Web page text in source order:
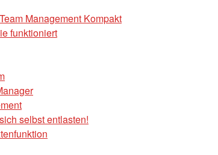
Management Kompakt
funktioniert
selbst entlasten!